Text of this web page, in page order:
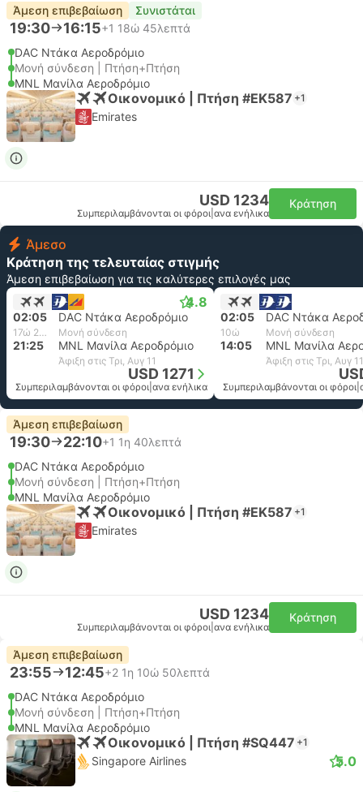
Άμεση επιβεβαίωση Συνιστάται
19:30 16:15+1 18ώ 45λεπτά
DAC Ντάκα Αεροδρόμιο
Μονή σύνδεση | Πτήση+Πτήση
MNL Μανίλα Αεροδρόμιο
Οικονομικό | Πτήση #EK587 +1
Emirates
USD 1234
Συμπεριλαμβάνονται οι φόροι ανα ενήλικα
Κράτηση
Άμεσο
Κράτηση της τελευταίας στιγμής
Άμεση επιβεβαίωση για τις καλύτερες επιλογές μας
4.8
02:05 DAC Ντάκα Αεροδρόμιο
17ώ 20λεπτά Μονή σύνδεση
21:25 MNL Μανίλα Αεροδρόμιο
Άφιξη στις Τρι, Αυγ 11
USD 1271
Συμπεριλαμβάνονται οι φόροι ανα ενήλικα
02:05 DAC Ντάκα
10ώ Μονή σύνδεση
14:05 MNL Μανίλα
Άφιξη στις Τρι, Αυγ 11
Συμπεριλαμβάνονται οι φόροι
Άμεση επιβεβαίωση
19:30 22:10+1 1η 40λεπτά
DAC Ντάκα Αεροδρόμιο
Μονή σύνδεση | Πτήση+Πτήση
MNL Μανίλα Αεροδρόμιο
Οικονομικό | Πτήση #EK587 +1
Emirates
USD 1234
Συμπεριλαμβάνονται οι φόροι ανα ενήλικα
Κράτηση
Άμεση επιβεβαίωση
23:55 12:45+2 1η 10ώ 50λεπτά
DAC Ντάκα Αεροδρόμιο
Μονή σύνδεση | Πτήση+Πτήση
MNL Μανίλα Αεροδρόμιο
Οικονομικό | Πτήση #SQ447 +1
Singapore Airlines 5.0